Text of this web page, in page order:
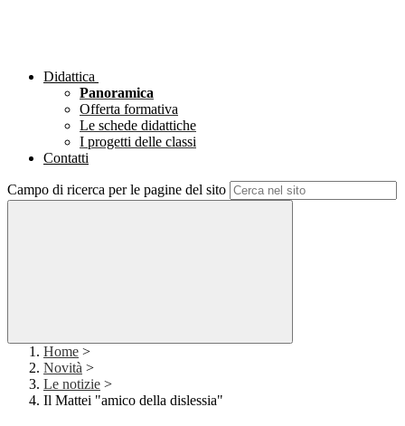
Didattica
Panoramica
Offerta formativa
Le schede didattiche
I progetti delle classi
Contatti
Campo di ricerca per le pagine del sito
Home >
Novità >
Le notizie >
Il Mattei "amico della dislessia"